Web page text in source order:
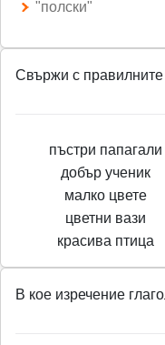
"полски"
Свържи с правилните
пъстри папагали
добър ученик
малко цвете
цветни вази
красива птица
В кое изречение